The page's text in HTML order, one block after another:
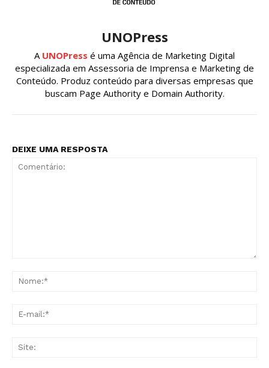
UNOPress
A UNOPress é uma Agência de Marketing Digital
especializada em Assessoria de Imprensa e Marketing de
Conteúdo. Produz conteúdo para diversas empresas que
buscam Page Authority e Domain Authority.
DEIXE UMA RESPOSTA